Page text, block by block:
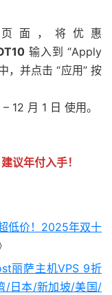
面，将优惠
输入到 “Apply
，并点击 “应用” 按
12 月 1 日 使用。
议年付入手！
低价！2025年双十
丽萨主机VPS 9折
/日本/新加坡/美国/